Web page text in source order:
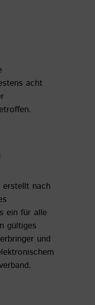
acht
erstellt nach
ein für alle
gültiges
und